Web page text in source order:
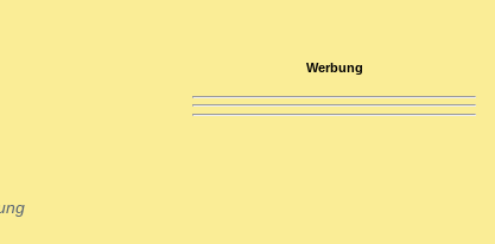
Werbung